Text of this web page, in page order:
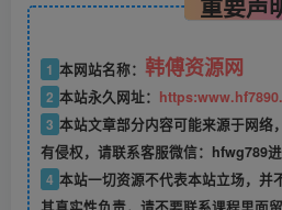
1 本网站名称： 韩傅资源网
2 本站永久网址：
3 本站文章部分内容可能来源于网络
有侵权，请联系客服微信：hfwg789进
4 本站一切资源不代表本站立场，并